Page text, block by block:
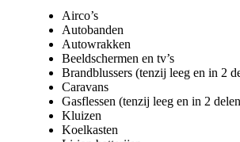
Airco’s
Autobanden
Autowrakken
Beeldschermen en tv’s
Brandblussers (tenzij leeg en in 2
Caravans
Gasflessen (tenzij leeg en in 2
Kluizen
Koelkasten